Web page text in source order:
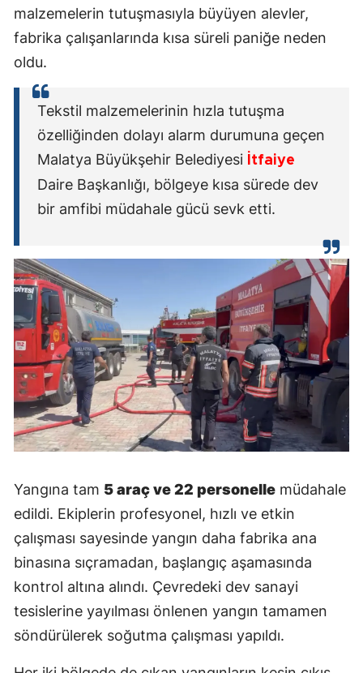
malzemelerin tutuşmasıyla büyüyen alevler,
fabrika çalışanlarında kısa süreli paniğe neden
oldu.
Tekstil malzemelerinin hızla tutuşma
özelliğinden dolayı alarm durumuna geçen
Malatya Büyükşehir Belediyesi
İtfaiye
Daire Başkanlığı, bölgeye kısa sürede dev
bir amfibi müdahale gücü sevk etti.
Yangına tam 5 araç ve 22 personelle müdahale
edildi. Ekiplerin profesyonel, hızlı ve etkin
çalışması sayesinde yangın daha fabrika ana
binasına sıçramadan, başlangıç aşamasında
kontrol altına alındı. Çevredeki dev sanayi
tesislerine yayılması önlenen yangın tamamen
söndürülerek soğutma çalışması yapıldı.